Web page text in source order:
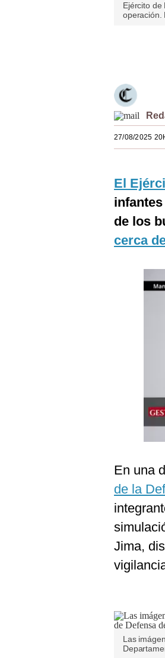
Ejército de
operación.
27/08/2025
El
de los
cerca
En una
de la
Jima,
Las